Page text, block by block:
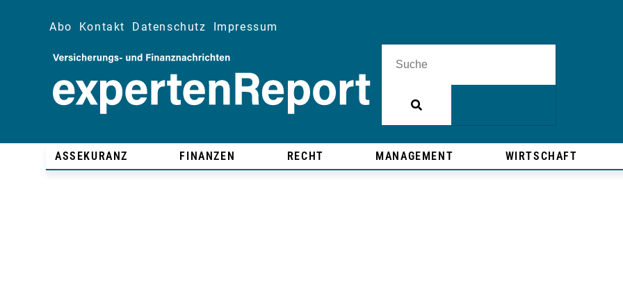
Abo Kontakt Datenschutz Impressum
ASSEKURANZ FINANZEN RECHT MANAGEMENT WIRTSCHAFT